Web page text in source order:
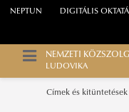
NEPTUN DIGITÁLIS
NEMZETI
LUDOVIKA
Címek és kitüntetések